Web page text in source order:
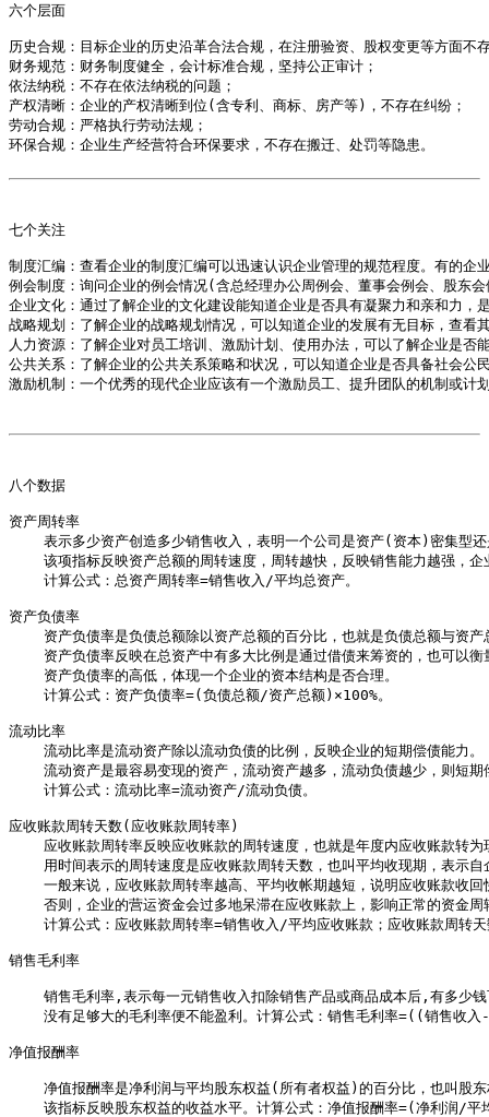
六个层面
历史合规：目标企业的历史沿革合法合规，在注册验资、股权变更等方面不
财务规范：财务制度健全，会计标准合规，坚持公正审计；
依法纳税：不存在依法纳税的问题；
产权清晰：企业的产权清晰到位(含专利、商标、房产等)，不存在纠纷；
劳动合规：严格执行劳动法规；
环保合规：企业生产经营符合环保要求，不存在搬迁、处罚等隐患。
七个关注
制度汇编：查看企业的制度汇编可以迅速认识企业管理的规范程度。有的企
例会制度：询问企业的例会情况(含总经理办公周例会、董事会例会、股东
企业文化：通过了解企业的文化建设能知道企业是否具有凝聚力和亲和力，
战略规划：了解企业的战略规划情况，可以知道企业的发展有无目标，查看
人力资源：了解企业对员工培训、激励计划、使用办法，可以了解企业是
公共关系：了解企业的公共关系策略和状况，可以知道企业是否具备社会公
激励机制：一个优秀的现代企业应该有一个激励员工、提升团队的机制或计
八个数据
资产周转率
表示多少资产创造多少销售收入，表明一个公司是资产(资本)密集型
该项指标反映资产总额的周转速度，周转越快，反映销售能力越强，
    计算公式：总资产周转率=销售收入/平均总资产。
资产负债率
资产负债率是负债总额除以资产总额的百分比，也就是负债总额与资产
资产负债率反映在总资产中有多大比例是通过借债来筹资的，也可以
    资产负债率的高低，体现一个企业的资本结构是否合理。
    计算公式：资产负债率=(负债总额/资产总额)×100%。
流动比率
    流动比率是流动资产除以流动负债的比例，反映企业的短期偿债能力。
流动资产是最容易变现的资产，流动资产越多，流动负债越少，则短期
    计算公式：流动比率=流动资产/流动负债。
应收账款周转天数(应收账款周转率)
应收账款周转率反映应收账款的周转速度，也就是年度内应收账款转为
用时间表示的周转速度是应收账款周转天数，也叫平均收现期，表示
一般来说，应收账款周转率越高、平均收帐期越短，说明应收账款收回
否则，企业的营运资金会过多地呆滞在应收账款上，影响正常的资金周
计算公式：应收账款周转率=销售收入/平均应收账款；应收账款周转
销售毛利率
销售毛利率,表示每一元销售收入扣除销售产品或商品成本后,有多少
没有足够大的毛利率便不能盈利。计算公式：销售毛利率=((销售收
净值报酬率
净值报酬率是净利润与平均股东权益(所有者权益)的百分比，也叫股
该指标反映股东权益的收益水平。计算公式：净值报酬率=(净利润/